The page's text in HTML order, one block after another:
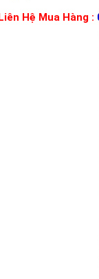
Hệ Mua Hàng :